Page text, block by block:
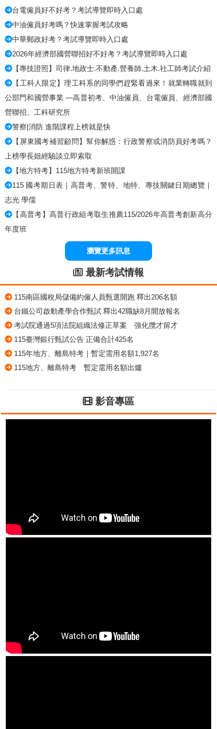
台電僱員好不好考？考試導覽即時入口處
中油僱員好考嗎？快速掌握考試攻略
中華郵政好考？考試導覽即時入口處
2026年經濟部國營聯招好不好考？考試導覽即時入口處
【專技證照】司律.地政士.不動產.營養師.土木.社工師考試介紹
【工科人限定】理工科系的同學們趕緊看過來！就業轉職就到
公部門和國營事業 —高普初考、中油僱員、台電僱員、經濟部國
營聯招、工科研究所
警察|消防 進階課程上榜就是快
【屏東國考補習顧問】幫你解惑：行政警察或消防員好考嗎？
上榜學長姐經驗談立即索取
【地方特考】115地方特考新班開課
115 國考期日表｜高普考、警特、地特、專技關鍵日期總覽｜
志光 學儒
【高普考】高普行政組考取生推薦115/2026年高普考創新高分
年度班
瀏覽更多訊息
最新考試情報
115南區國稅局儲備約僱人員甄選開跑 釋出206名額
台鐵公司啟動產學合作甄試 釋出42職缺8月開放報名
考試院通過5項法院組織法修正草案 強化攬才留才
115臺灣銀行甄試公告 正備合計425名
115年地方、離島特考｜暫定需用名額1,927名
115地方、離島特考 暫定需用名額出爐
影音專區